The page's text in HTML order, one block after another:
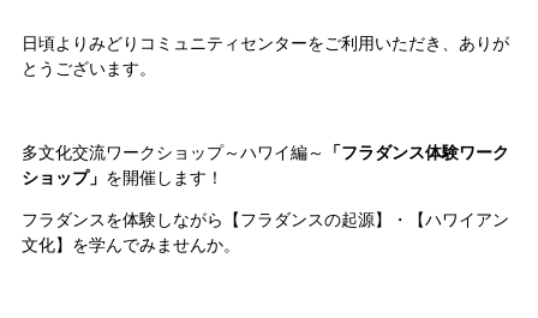
日頃よりみどりコミュニティセンターをご利用いただき、ありが
とうございます。
多文化交流ワークショップ～ハワイ編～
「フラダンス体験ワーク
ショップ」 を開催します！
フラダンスを体験しながら【フラダンスの起源】・【ハワイアン
文化】を学んでみませんか。